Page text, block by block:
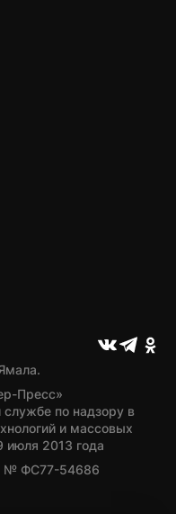
Пресс»
по надзору в
и массовых
июля 2013 года
№ ФС77-54686